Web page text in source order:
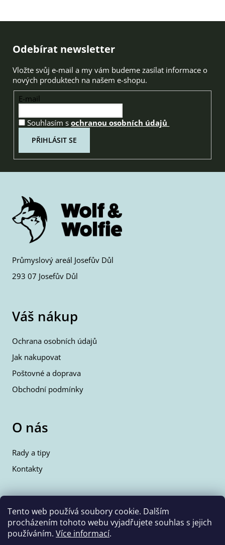
Tento web používá soubory cookie. Dalším
procházením tohoto webu vyjadřujete souhlas s jejich
používáním. Více informací.
Zápatí
Odebírat newsletter
Vložte svůj e-mail a my vám budeme zasílat informace o
nových produktech na našem e-shopu.
E-mail
Souhlasím sochranou osobních údajů
PŘIHLÁSIT SE
Průmyslový areál Josefův Důl
293 07 Josefův Důl
Váš nákup
Ochrana osobních údajů
Jak nakupovat
Poštovné a doprava
Obchodní podmínky
O nás
Rady a tipy
Kontakty
Kontakty
info@wolfie.cz